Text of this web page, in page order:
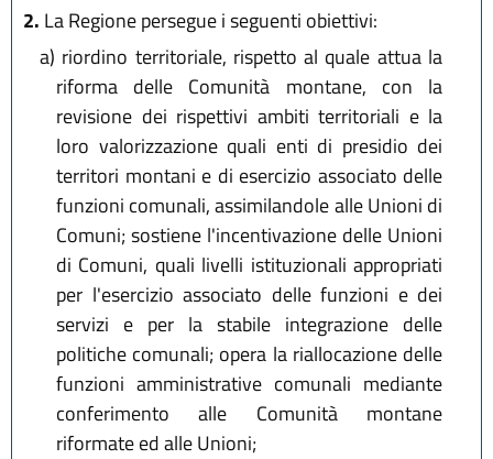
2. La Regione persegue i seguenti obiettivi:
a) riordino territoriale, rispetto al quale attua la
riforma delle Comunità montane, con la
revisione dei rispettivi ambiti territoriali e la
loro valorizzazione quali enti di presidio dei
territori montani e di esercizio associato delle
funzioni comunali, assimilandole alle Unioni di
Comuni; sostiene l'incentivazione delle Unioni
di Comuni, quali livelli istituzionali appropriati
per l'esercizio associato delle funzioni e dei
servizi e per la stabile integrazione delle
politiche comunali; opera la riallocazione delle
funzioni amministrative comunali mediante
conferimento alle Comunità montane
riformate ed alle Unioni;